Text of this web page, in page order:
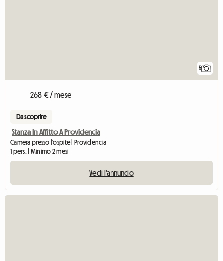
5
268 € / mese
Da scoprire
Stanza In Affitto A Providencia
Camera presso l'ospite | Providencia
1 pers. | Minimo 2 mesi
Vedi l'annuncio